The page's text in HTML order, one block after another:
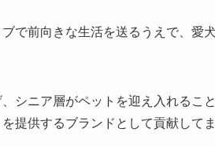
で前向きな生活を送るうえで、愛
シニア層がペットを迎え入れるこ
提供するブランドとして貢献してま